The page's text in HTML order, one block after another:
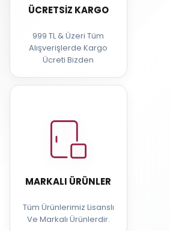
ÜCRETSIZ KARGO
999 TL & Üzeri Tüm
Alışverişlerde Kargo
Ücreti Bizden
MARKALI ÜRÜNLER
Tüm Ürünlerimiz Lisanslı
Ve Markalı Ürünlerdir.